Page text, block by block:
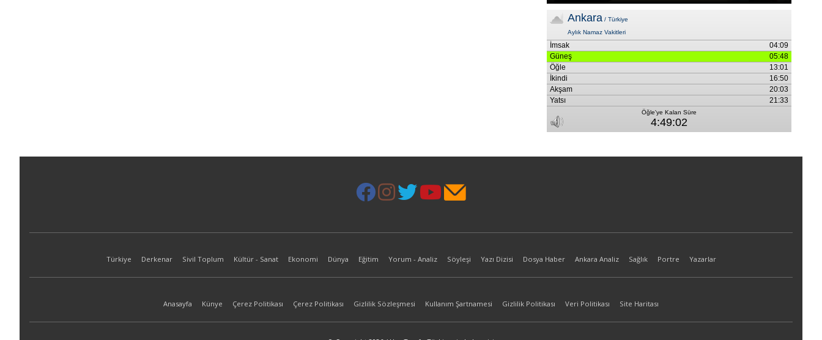
Türkiye Derkenar Sivil Toplum Kültür - Sanat Ekonomi Dünya Eğitim Yorum - Analiz Söyleşi Yazı Dizisi Dosya Haber Ankara Analiz Sağlık Portre Yazarlar
Anasayfa Künye Çerez Politikası Çerez Politikası Gizlilik Sözleşmesi Kullanım Şartnamesi Gizlilik Politikası Veri Politikası Site Haritası